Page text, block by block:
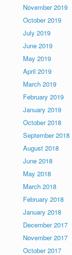
November 2019
October 2019
July 2019
June 2019
May 2019
April 2019
March 2019
February 2019
January 2019
October 2018
September 2018
August 2018
June 2018
May 2018
March 2018
February 2018
January 2018
December 2017
November 2017
October 2017